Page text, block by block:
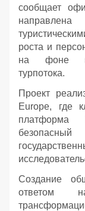
сообщает
роста и
на фоне
турпотока.
Проект
Europe, где
платформа
Создание
ответом